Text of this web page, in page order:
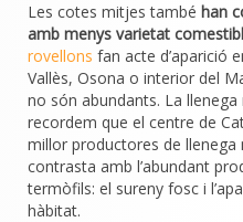
Les cotes mitjes també han
amb menys varietat
rovellons fan acte d’aparició
Vallès, Osona o interior del
no són abundants. La
recordem que el centre de
millor productores de llenega
contrasta amb l’abundant
termòfils: el sureny fosc i
hàbitat.